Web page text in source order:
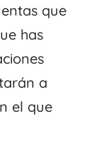
que
has
a
el que